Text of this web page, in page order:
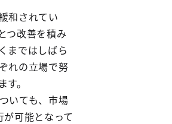
和されてい
つ改善を積み
まではしばら
れの立場で努
。
いても、市場
可能となって